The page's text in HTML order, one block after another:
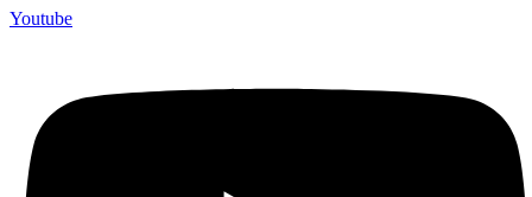
Youtube